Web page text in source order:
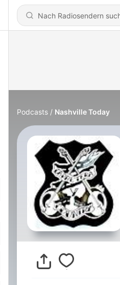
Podcasts Nashville Today